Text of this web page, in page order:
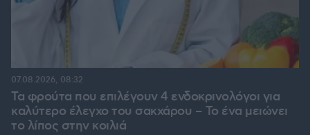
Τα φρούτα που επιλέγουν 4 ενδοκρινολόγοι για
καλύτερο έλεγχο του σακχάρου – Το ένα μειώνει
το λίπος στην κοιλιά
07.08.2026, 08:32